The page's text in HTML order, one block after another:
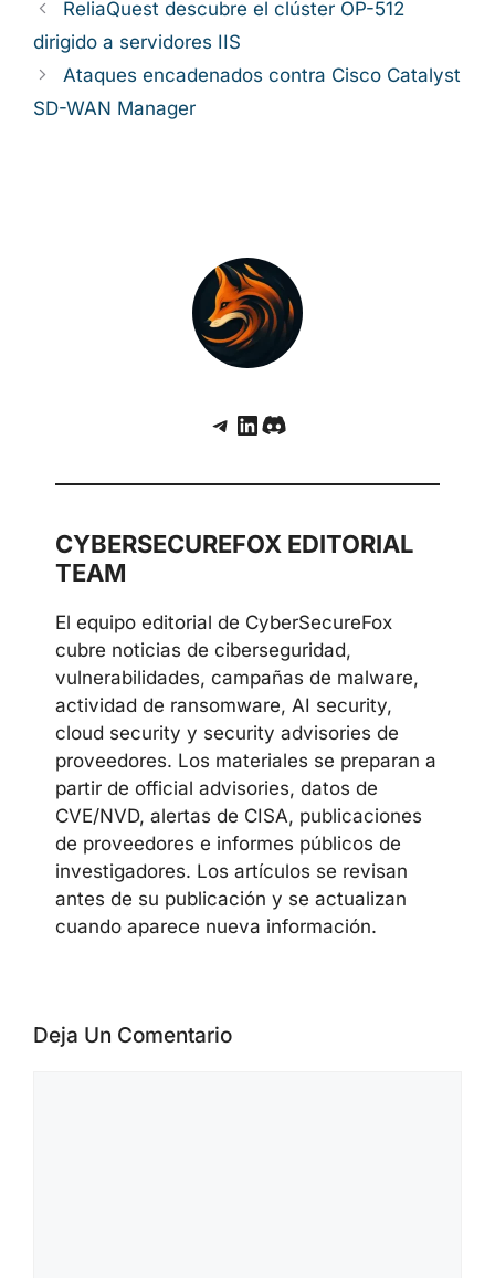
ReliaQuest descubre el clúster OP-512
dirigido a servidores IIS
Ataques encadenados contra Cisco Catalyst
SD-WAN Manager
Telegram
LinkedIn
Discord
CYBERSECUREFOX EDITORIAL
TEAM
El equipo editorial de CyberSecureFox
cubre noticias de ciberseguridad,
vulnerabilidades, campañas de malware,
actividad de ransomware, AI security,
cloud security y security advisories de
proveedores. Los materiales se preparan a
partir de official advisories, datos de
CVE/NVD, alertas de CISA, publicaciones
de proveedores e informes públicos de
investigadores. Los artículos se revisan
antes de su publicación y se actualizan
cuando aparece nueva información.
Deja Un Comentario